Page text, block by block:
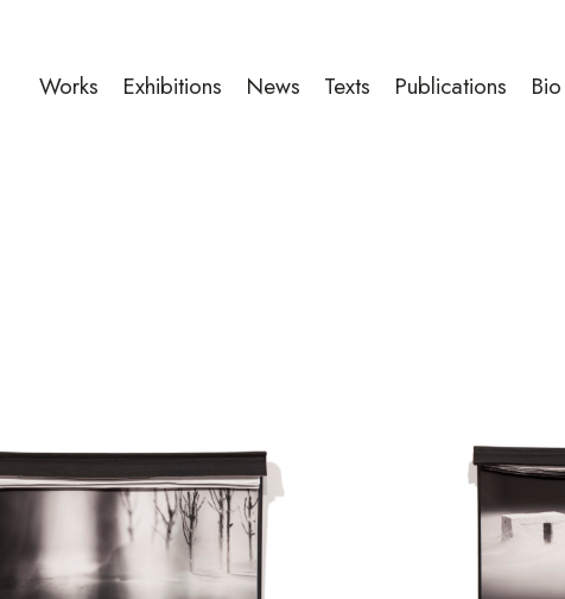
Works Exhibitions News Texts Publications Bio